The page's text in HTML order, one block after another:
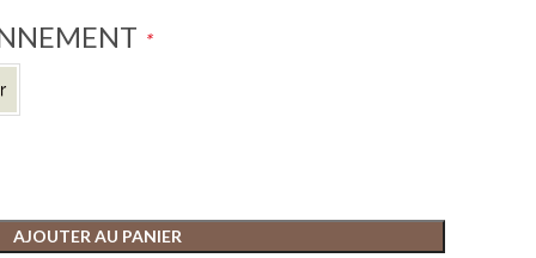
*
AJOUTER AU PANIER